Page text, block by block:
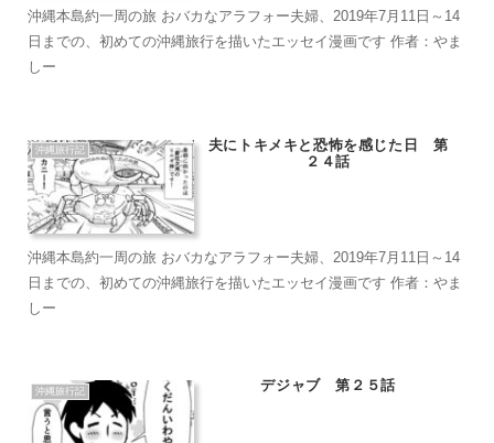
沖縄本島約一周の旅 おバカなアラフォー夫婦、2019年7月11日～14
日までの、初めての沖縄旅行を描いたエッセイ漫画です 作者：やま
しー
沖縄旅行記
夫にトキメキと恐怖を感じた日 第
２４話
沖縄本島約一周の旅 おバカなアラフォー夫婦、2019年7月11日～14
日までの、初めての沖縄旅行を描いたエッセイ漫画です 作者：やま
しー
沖縄旅行記 デジャブ 第２５話